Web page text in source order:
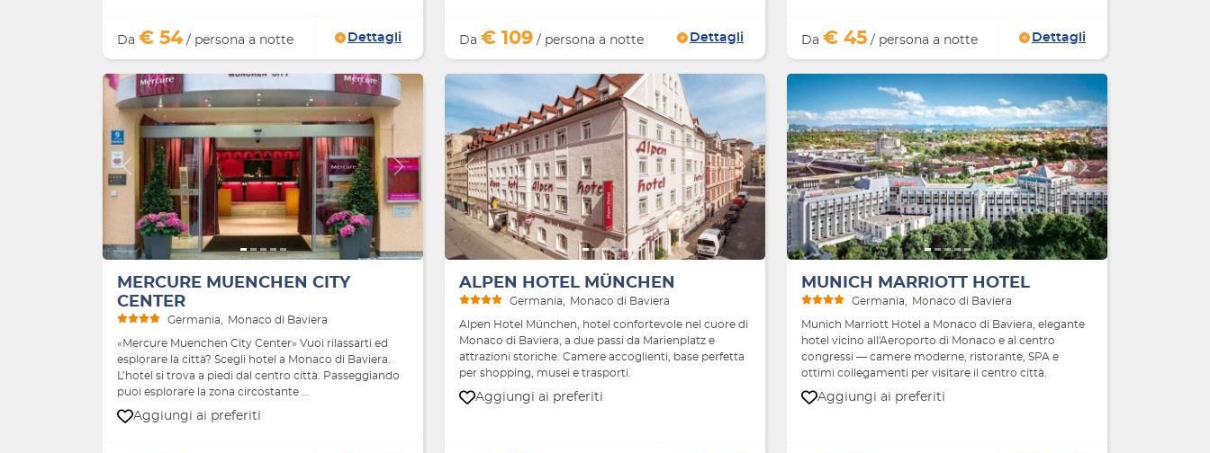
Da € 54/ persona a notte Dettagli Da € 109 / persona a notte Dettagli Da € 45 / persona a notte Dettagli
Indietro Avanti
MERCURE MUENCHEN CITY
CENTER
Germania Monaco di Baviera
«Mercure Muenchen City Center» Vuoi rilassarti ed
esplorare la città? Scegli hotel a Monaco di Baviera.
L’hotel si trova a piedi dal centro città. Passeggiando
puoi esplorare la zona circostante ...
Aggiungi ai preferiti
Indietro Avanti
ALPEN HOTEL MÜNCHEN
Germania Monaco di Baviera
Alpen Hotel München, hotel confortevole nel cuore di
Monaco di Baviera, a due passi da Marienplatz e
attrazioni storiche. Camere accoglienti, base perfetta
per shopping, musei e trasporti.
Aggiungi ai preferiti
Indietro Avanti
MUNICH MARRIOTT HOTEL
Germania Monaco di Baviera
Munich Marriott Hotel a Monaco di Baviera, elegante
hotel vicino all'Aeroporto di Monaco e al centro
congressi — camere moderne, ristorante, SPA e
ottimi collegamenti per visitare il centro città.
Aggiungi ai preferiti